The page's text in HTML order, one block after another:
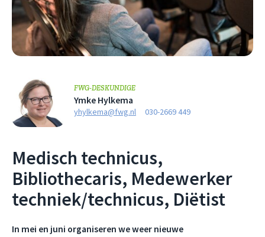
FWG-DESKUNDIGE
Ymke Hylkema
yhylkema@fwg.nl 030-2669 449
Medisch technicus,
Bibliothecaris, Medewerker
techniek/technicus, Diëtist
In mei en juni organiseren we weer nieuwe